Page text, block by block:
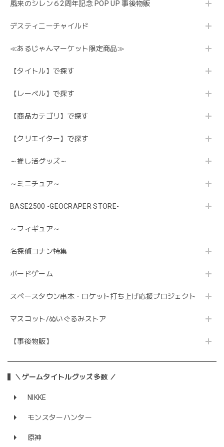
風来のシレン６2周年記念 POP UP 事後物販
デスティニーチャイルド
≪あるじゃんマーケット限定商品≫
【タイトル】で探す
【レーベル】で探す
【商品カテゴリ】で探す
【クリエイター】で探す
～推し活グッズ～
～ミニチュア～
BASE2500 -GEOCRAPER STORE-
～フィギュア～
名探偵コナン特集
ボードゲーム
スペースタウン串本・ロケット打ち上げ応援プロジェクト
マスコット/ぬいぐるみストア
【事後物販】
＼ゲームタイトルグッズ多数 ／
NIKKE
モンスターハンター
原神